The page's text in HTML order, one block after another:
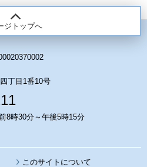
ジトップへ
丁目1番10号
8時30分～午後5時15分
このサイトについて